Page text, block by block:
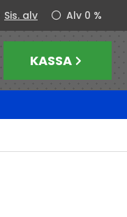
Alv 0 %
Sis. alv
KASSA